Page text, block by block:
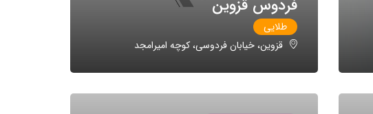
فردوس قزوین
طلایی
قزوین، خیابان فردوسی، کوچه امیرامجد